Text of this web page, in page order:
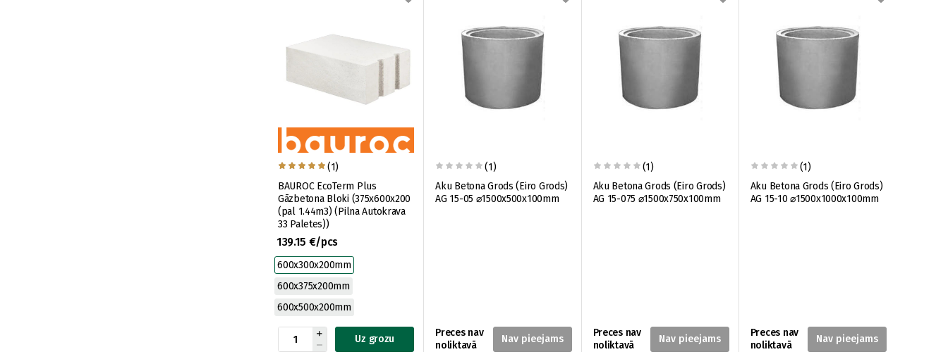
(1)
BAUROC EcoTerm Plus
Gāzbetona Bloki (375x600x200
(pal 1.44m3) (Pilna Autokrava
33 Paletes))
139.15 €/pcs
600x300x200mm
600x375x200mm
600x500x200mm
Uz grozu
(1)
Aku Betona Grods (Eiro Grods)
AG 15-05 ⌀1500x500x100mm
Preces nav
noliktavā
(1)
Aku Betona Grods (Eiro Grods)
AG 15-075 ⌀1500x750x100mm
Preces nav
noliktavā
(1)
Aku Betona Grods (Eiro Grods)
AG 15-10 ⌀1500x1000x100mm
Preces nav
noliktavā